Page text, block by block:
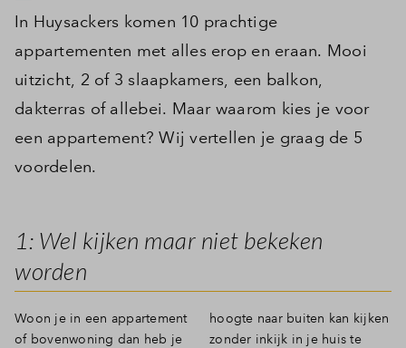
In Huysackers komen 10 prachtige
appartementen met alles erop en eraan. Mooi
uitzicht, 2 of 3 slaapkamers, een balkon,
dakterras of allebei. Maar waarom kies je voor
een appartement? Wij vertellen je graag de 5
voordelen.
1: Wel kijken maar niet bekeken
worden
Woon je in een appartement
of bovenwoning dan heb je
hoogte naar buiten kan kijken
zonder inkijk in je huis te